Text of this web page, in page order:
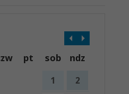
pt sob ndz
1 2